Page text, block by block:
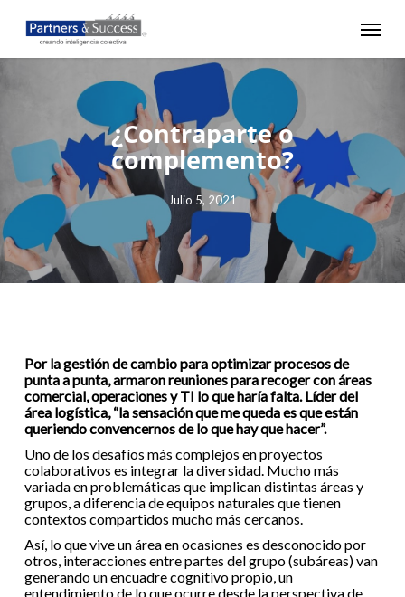
main
content
Menu
¿Contraparte o
complemento?
Julio 5, 2021
Por la gestión de cambio para optimizar procesos de
punta a punta, armaron reuniones para recoger con áreas
comercial, operaciones y TI lo que haría falta. Líder del
área logística, “la sensación que me queda es que están
queriendo convencernos de lo que hay que hacer”.
Uno de los desafíos más complejos en proyectos
colaborativos es integrar la diversidad. Mucho más
variada en problemáticas que implican distintas áreas y
grupos, a diferencia de equipos naturales que tienen
contextos compartidos mucho más cercanos.
Así, lo que vive un área en ocasiones es desconocido por
otros, interacciones entre partes del grupo (subáreas) van
generando un encuadre cognitivo propio, un
entendimiento de lo que ocurre desde la perspectiva de